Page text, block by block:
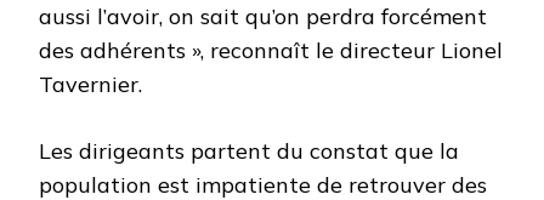
aussi l’avoir, on sait qu’on perdra forcément
des adhérents », reconnaît le directeur Lionel
Tavernier.
Les dirigeants partent du constat que la
population est impatiente de retrouver des